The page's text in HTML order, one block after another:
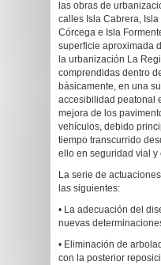
las obras de
calles Isla Cabrera,
Córcega e Isla
superficie aproximada
la urbanización La
comprendidas dentro
básicamente, en una
accesibilidad peatonal
mejora de los
vehículos, debido
tiempo transcurrido
ello en seguridad vial
La serie de
las siguientes:
• La adecuación del
nuevas
• Eliminación de
con la posterior